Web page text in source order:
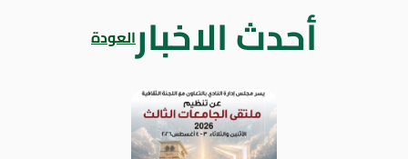
أحدث الاخبارالعودة